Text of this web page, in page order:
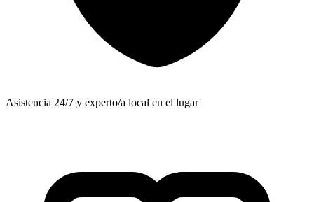
Asistencia 24/7 y experto/a local en el lugar